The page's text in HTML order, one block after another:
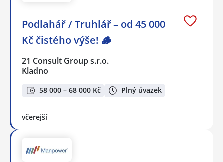
Podlahář / Truhlář – od 45 000
Kč čistého výše! 🪵
21 Consult Group s.r.o.
Kladno
58 000 – 68 000 Kč Plný úvazek
včerejší